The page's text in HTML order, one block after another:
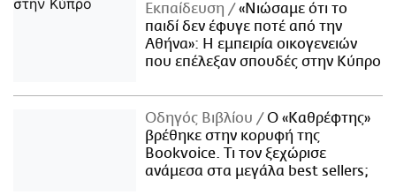
Εκπαίδευση
«Νιώσαμε ότι το
παιδί δεν έφυγε ποτέ από την
Αθήνα»: Η εμπειρία οικογενειών
που επέλεξαν σπουδές στην Κύπρο
Οδηγός Βιβλίου
Ο «Καθρέφτης»
βρέθηκε στην κορυφή της
Bookvoice. Τι τον ξεχώρισε
ανάμεσα στα μεγάλα best sellers;